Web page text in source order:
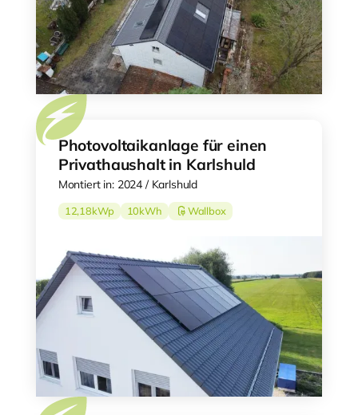
Photovoltaikanlage für einen
Privathaushalt in Karlshuld
Montiert in: 2024 / Karlshuld
12,18kWp 10kWh Wallbox